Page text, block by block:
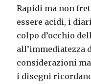
Rapidi ma non
essere acidi, i
colpo d’occhio
all’immediatezza
considerazioni
i disegni